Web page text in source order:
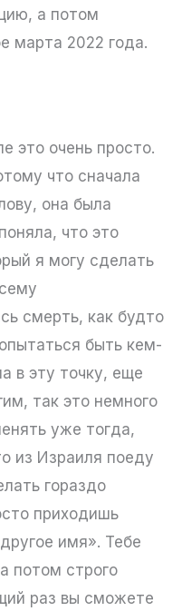
а потом
марта 2022 года.
это очень просто.
что сначала
она была
что это
я могу сделать
смерть, как будто
быть кем-
в эту точку, еще
так это немного
уже тогда,
из Израиля поеду
гораздо
приходишь
имя». Тебе
потом строго
раз вы сможете